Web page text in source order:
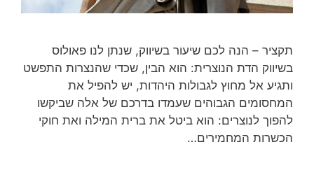
תקציר – הנה לכם שיעור בשיווק, שנתן לנו פאולוס
בשיווק הדת הנוצרית: הוא הבין, שכדי שהנצרות התפשט
ותגיע אל מחוץ לגבולות היהדות, יש להפיל את
המחסומים הגבוהים שעמדו בדרכם של אלה שביקשו
להפוך לנוצרים: הוא ביטל את ברית המילה ואת חוקי
הכשרות המחמירים…